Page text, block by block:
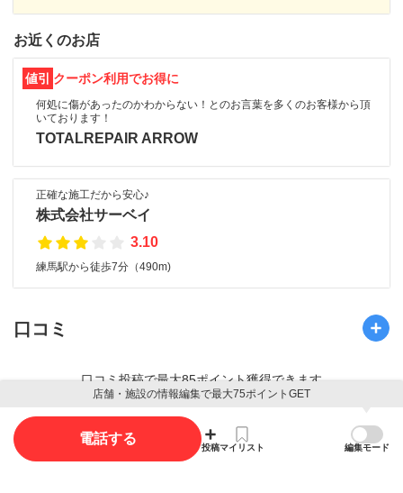
お近くのお店
値引 クーポン利用でお得に
何処に傷があったのかわからない！とのお言葉を多くのお客様から頂
いております！
TOTALREPAIR ARROW
正確な施工だから安心♪
株式会社サーベイ
3.10
練馬駅から徒歩7分（490m)
口コミ
口コミ投稿で最大85ポイント獲得できます
口コミを投稿する
店舗・施設の情報編集で最大75ポイントGET
電話する
投稿マイリスト 編集モード